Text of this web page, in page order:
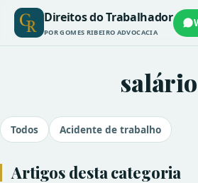
Direitos do Trabalhador
POR GOMES RIBEIRO ADVOCACIA
salário
Todos Acidente de trabalho
Artigos desta categoria